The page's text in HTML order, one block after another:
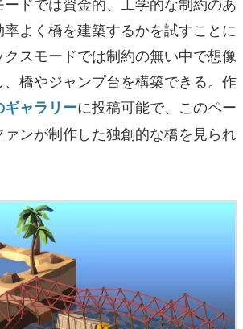
よく橋を建築するかを試すことに
スモードでは制約の無い中で想像
橋やジャンプ台を構築できる。作
ギャラリーに投稿可能で、このペー
ンが制作した独創的な橋を見られ